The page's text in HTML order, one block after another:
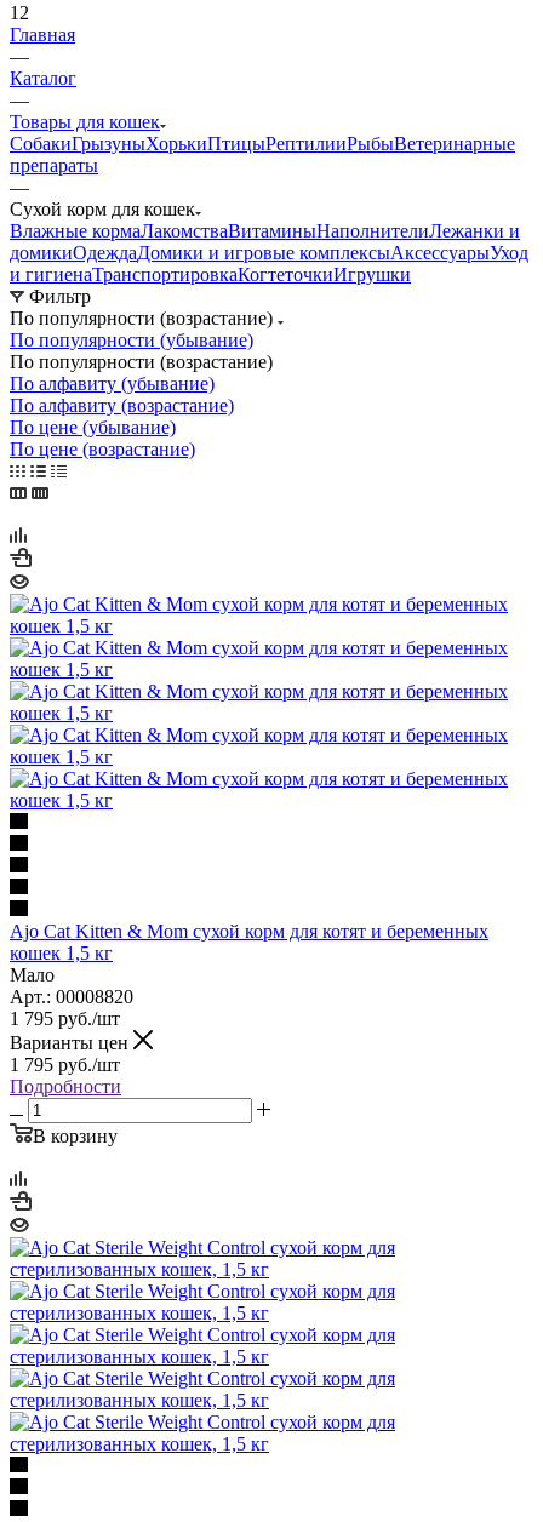
12
Главная
—
Каталог
—
Товары для кошек
СобакиГрызуныХорькиПтицыРептилииРыбыВетеринарные
препараты
—
Сухой корм для кошек
Влажные кормаЛакомстваВитаминыНаполнителиЛежанки и
домикиОдеждаДомики и игровые комплексыАксессуарыУход
и гигиенаТранспортировкаКогтеточкиИгрушки
Фильтр
По популярности (возрастание)
По популярности (убывание)
По популярности (возрастание)
По алфавиту (убывание)
По алфавиту (возрастание)
По цене (убывание)
По цене (возрастание)
Ajo Cat Kitten & Mom сухой корм для котят и беременных
кошек 1,5 кг
Мало
Арт.: 00008820
1 795 руб./шт
Варианты цен
1 795 руб./шт
Подробности
В корзину